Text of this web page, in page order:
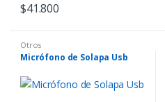
$41.800
Otros
Micrófono de Solapa Usb